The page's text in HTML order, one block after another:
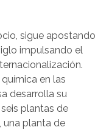
sigue
impulsando el
en las
desarrolla su
plantas de
una planta de